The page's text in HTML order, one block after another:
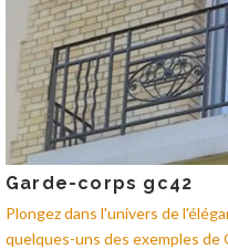
Garde-corps gc42
Plongez dans l'univers de
quelques-uns des exemples de